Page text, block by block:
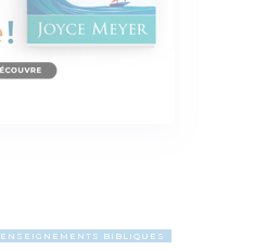
ENSEIGNEMENTS BIBLIQUES